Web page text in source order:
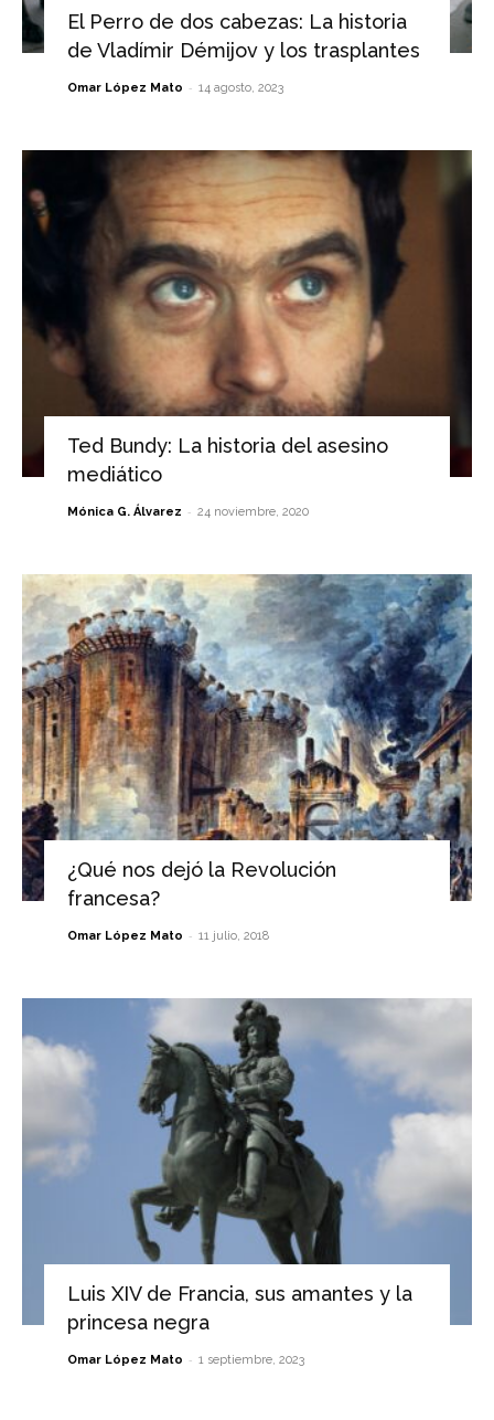
El Perro de dos cabezas: La historia
de Vladímir Démijov y los trasplantes
Omar López Mato - 14 agosto, 2023
Ted Bundy: La historia del asesino
mediático
Mónica G. Álvarez - 24 noviembre, 2020
¿Qué nos dejó la Revolución
francesa?
Omar López Mato - 11 julio, 2018
Luis XIV de Francia, sus amantes y la
princesa negra
Omar López Mato - 1 septiembre, 2023